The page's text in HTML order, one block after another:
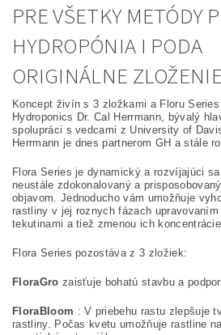
PRE VŠETKY METÓDY
HYDROPÓNIA I PODA
ORIGINÁLNE ZLOŽENIE
Koncept živín s 3 zložkami a Floru
Hydroponics Dr. Cal Herrmann, bývalý
spolupráci s vedcami z University of
Herrmann je dnes partnerom GH a stále
Flora Series je dynamický a rozvíjajúci
neustále zdokonalovaný a
objavom. Jednoducho vám umožňuje
rastliny v jej roznych fázach
tekutinami a tiež zmenou ich
Flora Series pozostáva z 3 zložiek:
FloraGro zaisťuje bohatú stavbu a
FloraBloom : V priebehu rastu zlepšuje
rastliny. Počas kvetu umožňuje rastline